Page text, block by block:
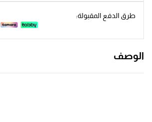
طرق الدفع المقبولة:
الوصف